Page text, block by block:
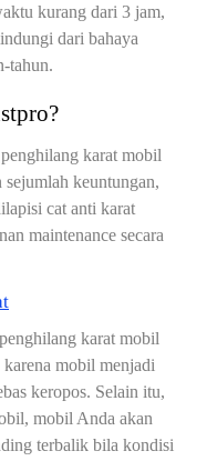
kurang dari 3 jam,
dari bahaya
tahun.
karat mobil
keuntungan,
cat anti karat
maintenance secara
karat mobil
mobil menjadi
keropos. Selain itu,
mobil Anda akan
terbalik bila kondisi